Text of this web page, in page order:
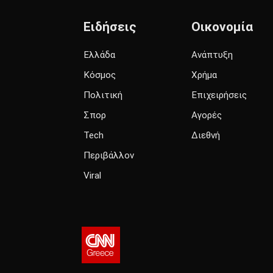
Ειδήσεις
Ελλάδα
Κόσμος
Πολιτική
Σπορ
Tech
Περιβάλλον
Viral
Οικονομία
Ανάπτυξη
Χρήμα
Επιχειρήσεις
Αγορές
Διεθνή